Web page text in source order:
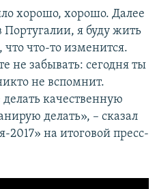
хорошо, хорошо. Далее
Португалии, я буду жить
что-то изменится.
не забывать: сегодня ты
не вспомнит.
качественную
делать», – сказал
2017» на итоговой пресс-